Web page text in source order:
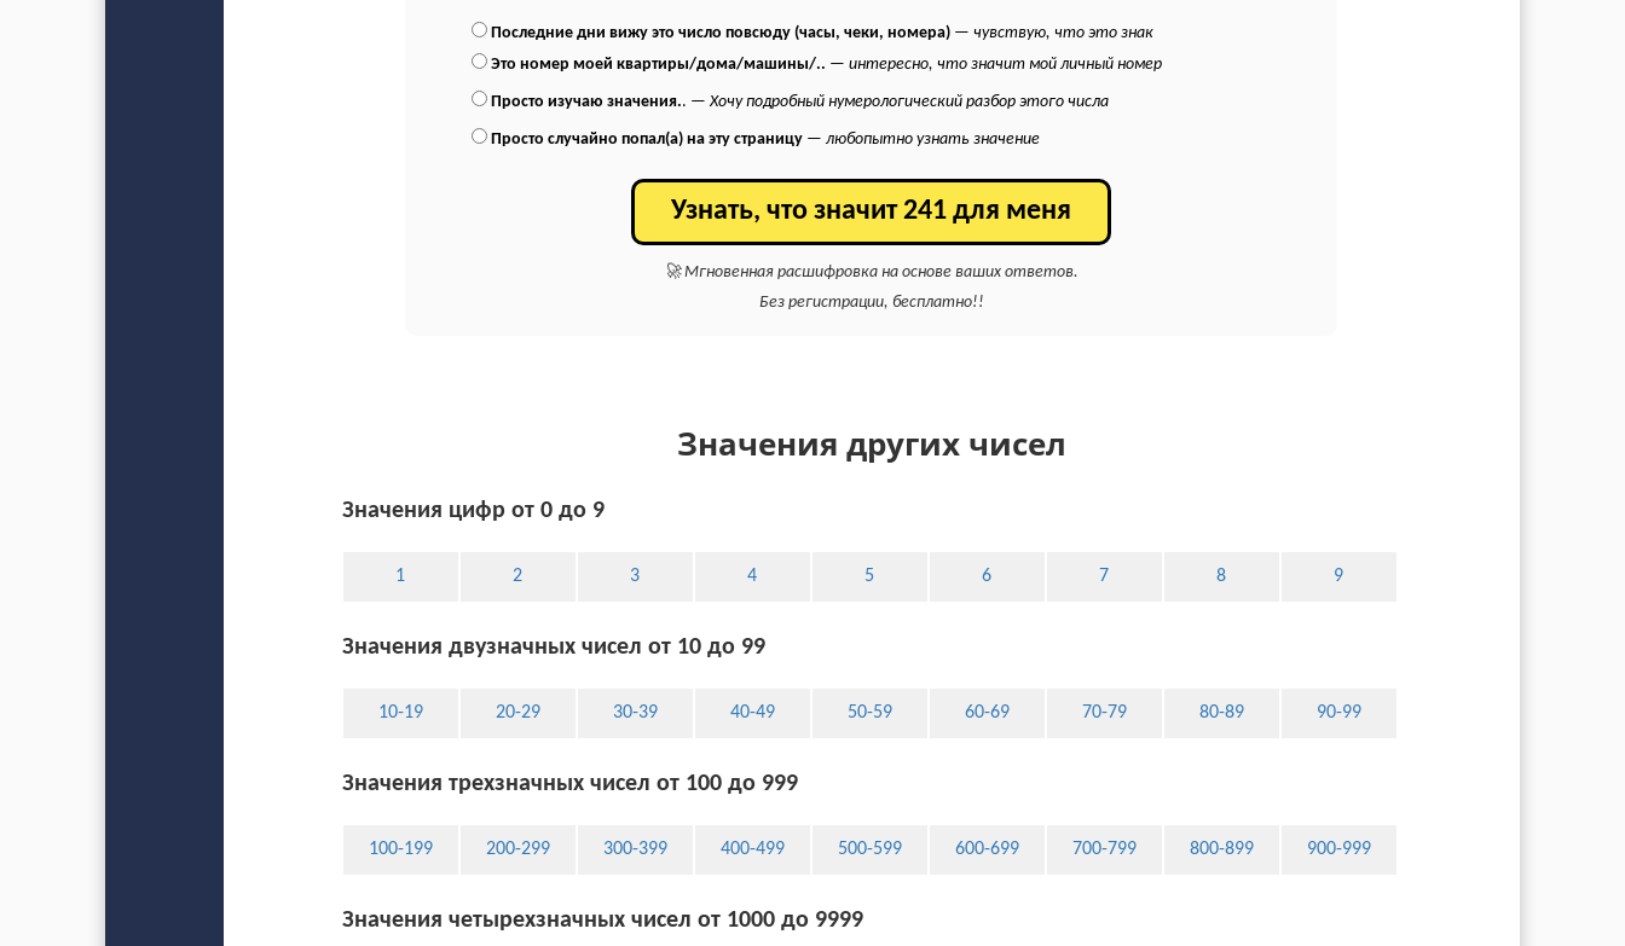
Последние дни вижу это число повсюду (часы, чеки, номера) —чувствую, что это знак
Это номер моей квартиры/дома/машины/.. —интересно, что значит мой личный номер
Просто изучаю значения.. —Хочу подробный нумерологический разбор этого числа
Просто случайно попал(а) на эту страницу —любопытно узнать значение
Узнать, что значит 241 для меня
🚀 Мгновенная расшифровка на основе ваших ответов.
Без регистрации, бесплатно!!
Значения других чисел
Значения цифр от 0 до 9
1 2 3 4 5 6 7 8 9
Значения двузначных чисел от 10 до 99
10-19 20-29 30-39 40-49 50-59 60-69 70-79 80-89 90-99
Значения трехзначных чисел от 100 до 999
100-199 200-299 300-399 400-499 500-599 600-699 700-799 800-899 900-999
Значения четырехзначных чисел от 1000 до 9999